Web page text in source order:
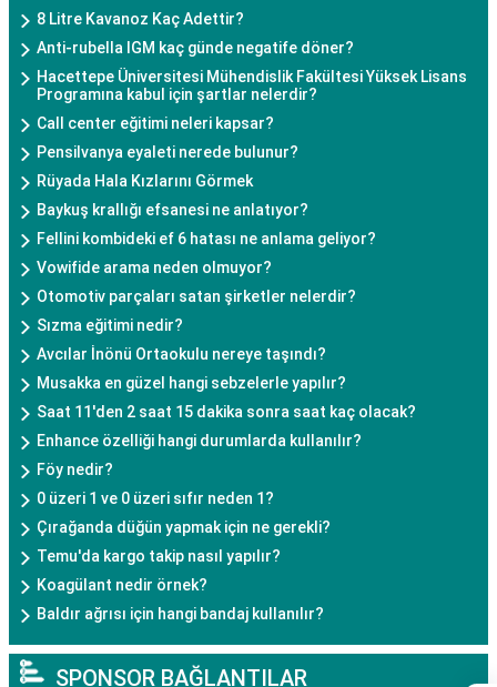
8 Litre Kavanoz Kaç Adettir?
Anti-rubella IGM kaç günde negatife döner?
Hacettepe Üniversitesi Mühendislik Fakültesi Yüksek Lisans
Programına kabul için şartlar nelerdir?
Call center eğitimi neleri kapsar?
Pensilvanya eyaleti nerede bulunur?
Rüyada Hala Kızlarını Görmek
Baykuş krallığı efsanesi ne anlatıyor?
Fellini kombideki ef 6 hatası ne anlama geliyor?
Vowifide arama neden olmuyor?
Otomotiv parçaları satan şirketler nelerdir?
Sızma eğitimi nedir?
Avcılar İnönü Ortaokulu nereye taşındı?
Musakka en güzel hangi sebzelerle yapılır?
Saat 11'den 2 saat 15 dakika sonra saat kaç olacak?
Enhance özelliği hangi durumlarda kullanılır?
Föy nedir?
0 üzeri 1 ve 0 üzeri sıfır neden 1?
Çırağanda düğün yapmak için ne gerekli?
Temu'da kargo takip nasıl yapılır?
Koagülant nedir örnek?
Baldır ağrısı için hangi bandaj kullanılır?
SPONSOR BAĞLANTILAR